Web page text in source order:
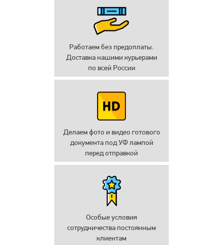
Работаем без предоплаты.
Доставка нашими курьерами
по всей России
Делаем фото и видео готового
документа под УФ лампой
перед отправкой
Особые условия
сотрудничества постоянным
клиентам